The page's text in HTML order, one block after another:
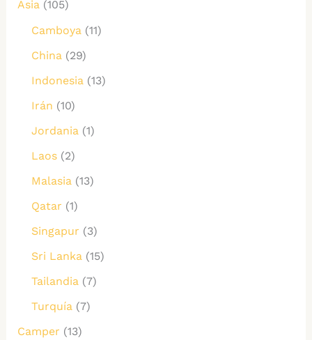
Asia(105)
Camboya(11)
China(29)
Indonesia(13)
Irán (10)
Jordania(1)
Laos(2)
Malasia(13)
Qatar (1)
Singapur (3)
Sri Lanka(15)
Tailandia(7)
Turquía(7)
Camper (13)